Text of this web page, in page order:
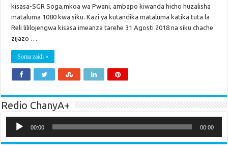
kisasa-SGR Soga,mkoa wa Pwani, ambapo kiwanda hicho huzalisha
mataluma 1080 kwa siku. Kazi ya kutandika mataluma katika tuta la
Reli lililojengwa kisasa imeanza tarehe 31 Agosti 2018 na siku chache
zijazo …
Soma zaidi »
Redio ChanyA+
Player
00:00 00:00